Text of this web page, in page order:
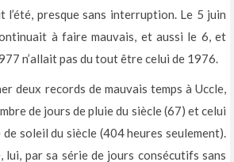
l’été, presque sans interruption. Le 5 juin
à faire mauvais, et aussi le 6, et
n’allait pas du tout être celui de 1976.
deux records de mauvais temps à Uccle,
de jours de pluie du siècle (67) et celui
de soleil du siècle (404 heures seulement).
lui, par sa série de jours consécutifs sans